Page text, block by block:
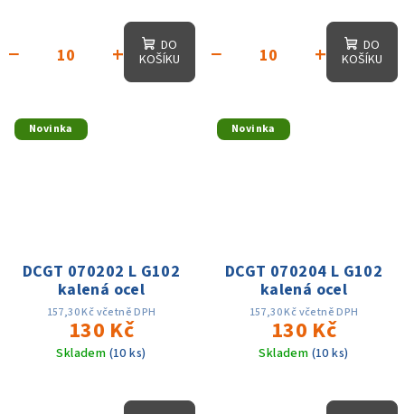
+
−
DO
KOŠÍKU
+
−
DO
KOŠÍKU
Novinka
DCGT 070202 L G102
kalená ocel
157,30 Kč včetně DPH
130 Kč
Skladem (10 ks)
Novinka
DCGT 070204 L G102
kalená ocel
157,30 Kč včetně DPH
130 Kč
Skladem (10 ks)